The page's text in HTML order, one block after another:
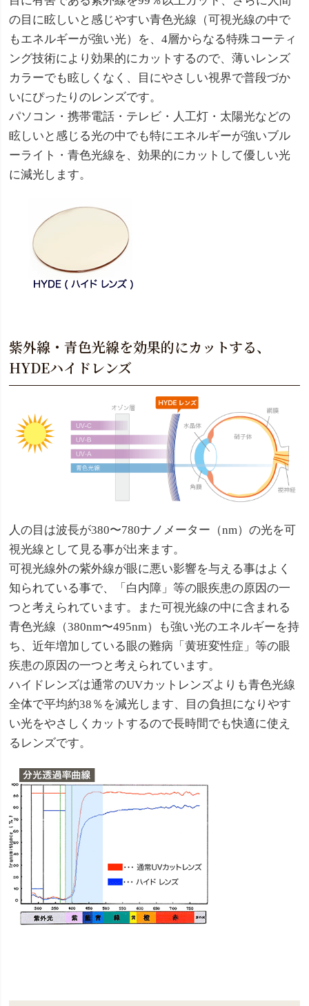
の目に眩しいと感じやすい青色光線（可視光線の中で
もエネルギーが強い光）を、4層からなる特殊コーティ
ング技術により効果的にカットするので、薄いレンズ
カラーでも眩しくなく、目にやさしい視界で普段づか
いにぴったりのレンズです。
パソコン・携帯電話・テレビ・人工灯・太陽光などの
眩しいと感じる光の中でも特にエネルギーが強いブル
ーライト・青色光線を、効果的にカットして優しい光
に減光します。
紫外線・青色光線を効果的にカットする、
HYDEハイドレンズ
人の目は波長が380〜780ナノメーター（nm）の光を可
視光線として見る事が出来ます。
可視光線外の紫外線が眼に悪い影響を与える事はよく
知られている事で、「白内障」等の眼疾患の原因の一
つと考えられています。また可視光線の中に含まれる
青色光線（380nm〜495nm）も強い光のエネルギーを持
ち、近年増加している眼の難病「黄班変性症」等の眼
疾患の原因の一つと考えられています。
ハイドレンズは通常のUVカットレンズよりも青色光線
全体で平均約38％を減光します、目の負担になりやす
い光をやさしくカットするので長時間でも快適に使え
るレンズです。